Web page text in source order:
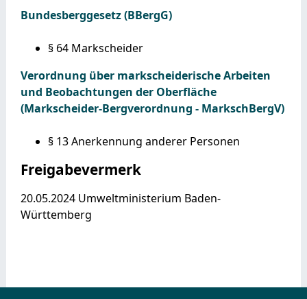
Bundesberggesetz (BBergG)
§ 64 Markscheider
Verordnung über markscheiderische Arbeiten
und Beobachtungen der Oberfläche
(Markscheider-Bergverordnung - MarkschBergV)
§ 13 Anerkennung anderer Personen
Freigabevermerk
20.05.2024 Umweltministerium Baden-
Württemberg